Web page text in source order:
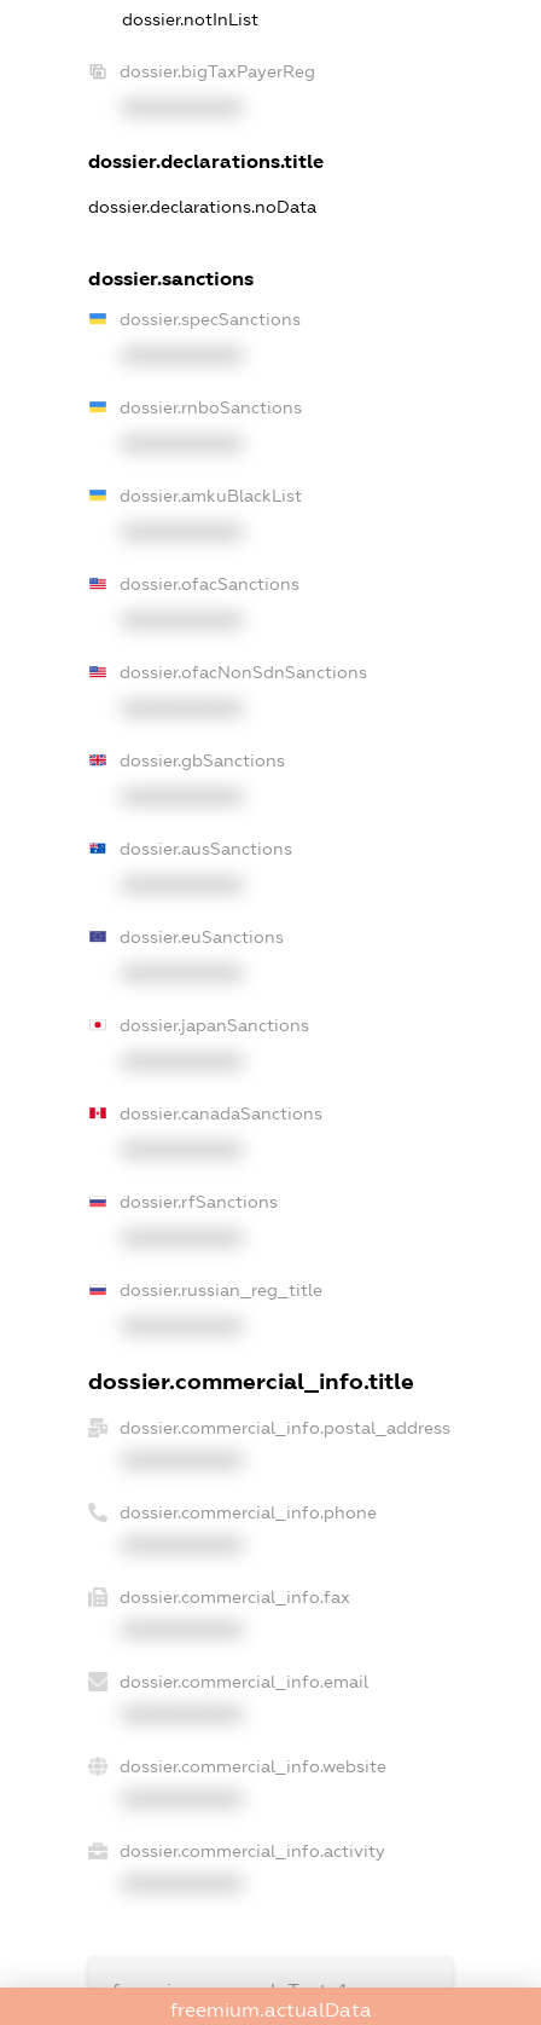
dossier.notInList
dossier.bigTaxPayerReg
dossier.declarations.title
dossier.declarations.noData
dossier.sanctions
dossier.specSanctions
dossier.rnboSanctions
dossier.amkuBlackList
dossier.ofacSanctions
dossier.ofacNonSdnSanctions
dossier.gbSanctions
dossier.ausSanctions
dossier.euSanctions
dossier.japanSanctions
dossier.canadaSanctions
dossier.rfSanctions
dossier.russian_reg_title
dossier.commercial_info.title
dossier.commercial_info.postal_address
dossier.commercial_info.phone
dossier.commercial_info.fax
dossier.commercial_info.email
dossier.commercial_info.website
dossier.commercial_info.activity
freemium.exampleText_1
freemium.exampleText_2
freemium.actualData